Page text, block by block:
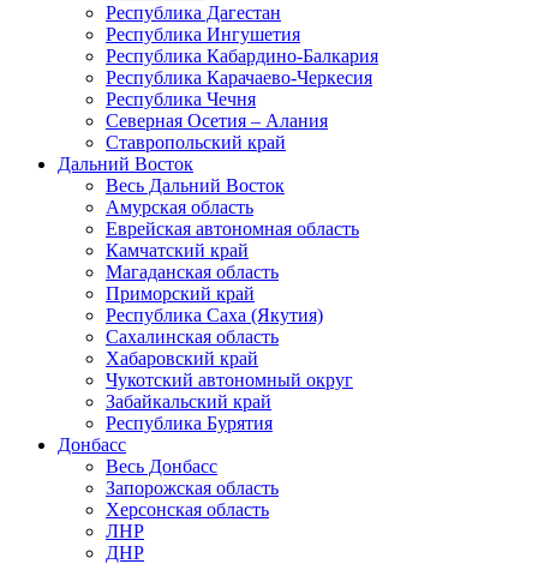
Республика Дагестан
Республика Ингушетия
Республика Кабардино-Балкария
Республика Карачаево-Черкесия
Республика Чечня
Северная Осетия – Алания
Ставропольский край
Дальний Восток
Весь Дальний Восток
Амурская область
Еврейская автономная область
Камчатский край
Магаданская область
Приморский край
Республика Саха (Якутия)
Сахалинская область
Хабаровский край
Чукотский автономный округ
Забайкальский край
Республика Бурятия
Донбасс
Весь Донбасс
Запорожская область
Херсонская область
ЛНР
ДНР